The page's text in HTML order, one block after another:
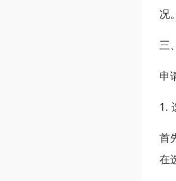
况
三
申
1.
首
在